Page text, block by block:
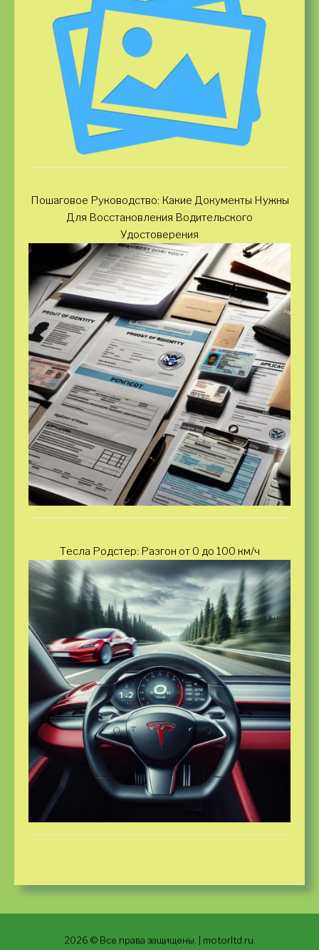
Пошаговое Руководство: Какие Документы Нужны
Для Восстановления Водительского
Удостоверения
Тесла Родстер: Разгон от 0 до 100 км/ч
2026 © Все права защищены. motorltd.ru